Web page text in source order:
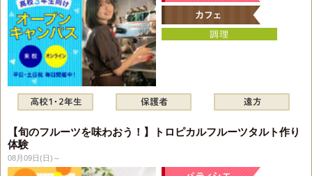
【旬のフルーツを味わおう！】トロピカルフルーツタルト作り
体験
08月09日(日)～